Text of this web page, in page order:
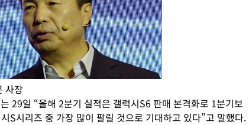
사장
29일 “올해 2분기 실적은 갤럭시S6 판매 본격화로 1분기보
S시리즈 중 가장 많이 팔릴 것으로 기대하고 있다”고 말했다.